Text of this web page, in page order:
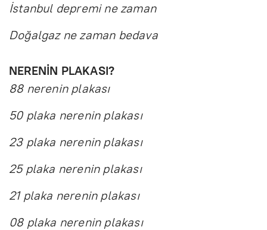
İstanbul depremi ne zaman
Doğalgaz ne zaman bedava
NERENİN PLAKASI?
88 nerenin plakası
50 plaka nerenin plakası
23 plaka nerenin plakası
25 plaka nerenin plakası
21 plaka nerenin plakası
08 plaka nerenin plakası